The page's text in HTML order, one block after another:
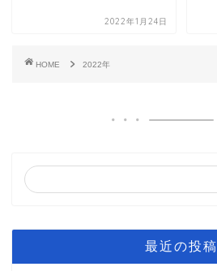
2022年1月24日
HOME 2022年
最近の投稿